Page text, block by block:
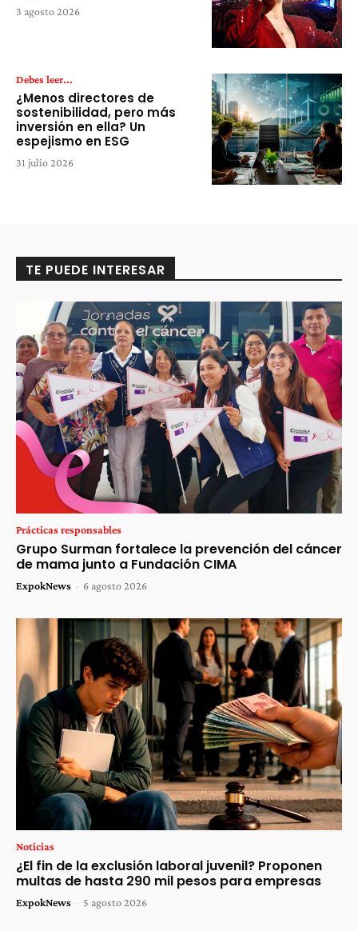
3 agosto 2026
Debes leer...
¿Menos directores de
sostenibilidad, pero más
inversión en ella? Un
espejismo en ESG
31 julio 2026
TE PUEDE INTERESAR
Prácticas responsables
Grupo Surman fortalece la prevención del cáncer
de mama junto a Fundación CIMA
ExpokNews - 6 agosto 2026
Noticias
¿El fin de la exclusión laboral juvenil? Proponen
multas de hasta 290 mil pesos para empresas
ExpokNews - 5 agosto 2026